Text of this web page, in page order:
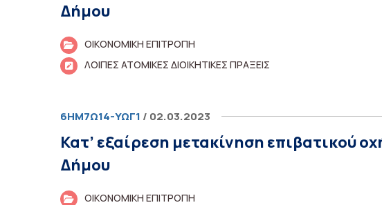
Δήμου
ΟΙΚΟΝΟΜΙΚΗ ΕΠΙΤΡΟΠΗ
ΛΟΙΠΕΣ ΑΤΟΜΙΚΕΣ ΔΙΟΙΚΗΤΙΚΕΣ ΠΡΑΞΕΙΣ
6ΗΜ7Ω14-ΥΩΓ1 / 02.03.2023
Κατ’ εξαίρεση μετακίνηση επιβατικού
Δήμου
ΟΙΚΟΝΟΜΙΚΗ ΕΠΙΤΡΟΠΗ